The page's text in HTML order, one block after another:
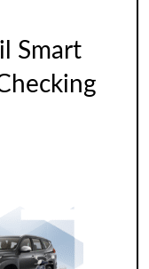
Smart